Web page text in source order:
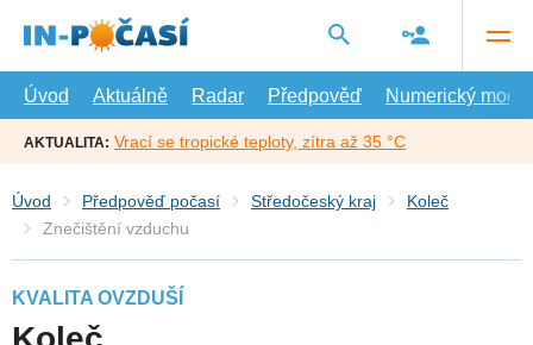
hlavní
Úvod
Aktuálně Radar Předpověď Numerický model
AKTUALITA: Vrací se tropické teploty, zítra až 35 °C
Úvod Předpověď počasí Středočeský kraj
Koleč
Znečištění vzduchu
KVALITA OVZDUŠÍ